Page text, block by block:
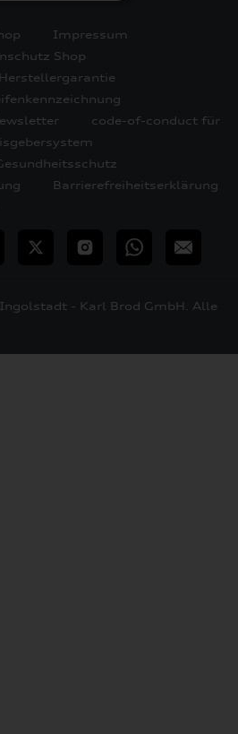
Impressum
Shop
Herstellergarantie
code-of-conduct für
Barrierefreiheitserklärung
Twitter InstagramWhatsApp
E-
- Karl Brod GmbH. Alle